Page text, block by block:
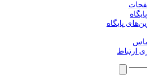
پایگاه